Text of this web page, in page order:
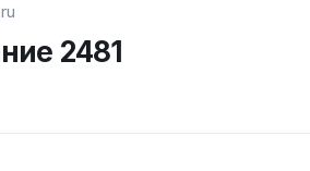
2481